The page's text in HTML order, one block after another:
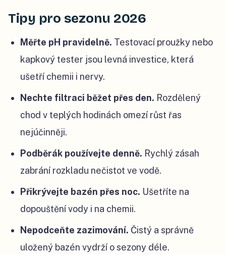
Tipy pro sezonu 2026
Měřte pH pravidelně. Testovací proužky nebo
kapkový tester jsou levná investice, která
ušetří chemii i nervy.
Nechte filtraci běžet přes den. Rozdělený
chod v teplých hodinách omezí růst řas
nejúčinněji.
Podběrák používejte denně. Rychlý zásah
zabrání rozkladu nečistot ve vodě.
Přikrývejte bazén přes noc. Ušetříte na
dopouštění vody i na chemii.
Nepodceňte zazimování. Čistý a správně
uložený bazén vydrží o sezony déle.